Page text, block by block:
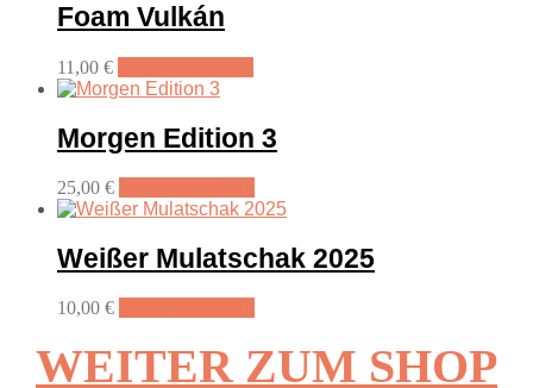
Foam Vulkán
11,00 €
Morgen Edition 3
25,00 €
Weißer Mulatschak 2025
10,00 €
WEITER ZUM SHOP